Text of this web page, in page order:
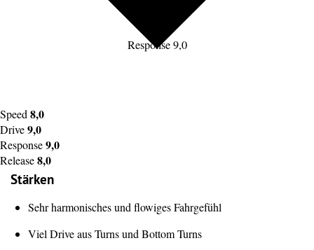
Response 9,0
Speed 8,0
Drive9,0
Response9,0
Release8,0
Stärken
Sehr harmonisches und flowiges Fahrgefühl
Viel Drive aus Turns und Bottom Turns